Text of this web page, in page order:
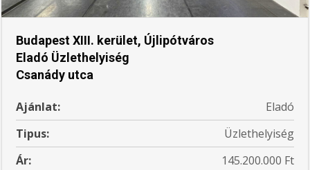
Budapest XIII. kerület, Újlipótváros
Eladó Üzlethelyiség
Csanády utca
Ajánlat:
Eladó
Tipus:
Üzlethelyiség
Ár:
145.200.000 Ft